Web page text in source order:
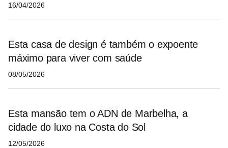
16/04/2026
Esta casa de design é também o expoente
máximo para viver com saúde
08/05/2026
Esta mansão tem o ADN de Marbelha, a
cidade do luxo na Costa do Sol
12/05/2026